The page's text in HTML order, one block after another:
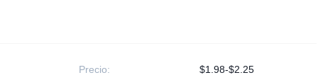
Precio: $1.98-$2.25